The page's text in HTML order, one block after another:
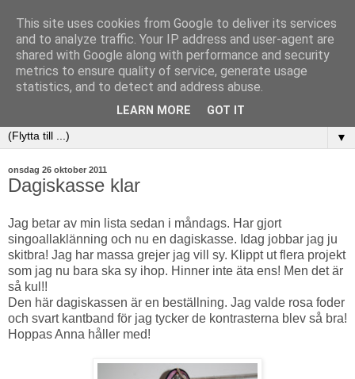
▼
onsdag 26 oktober 2011
Dagiskasse klar
Jag betar av min lista sedan i måndags. Har gjort
singoallaklänning och nu en dagiskasse. Idag jobbar jag ju
skitbra! Jag har massa grejer jag vill sy. Klippt ut flera projekt
som jag nu bara ska sy ihop. Hinner inte äta ens! Men det är
så kul!!
Den här dagiskassen är en beställning. Jag valde rosa foder
och svart kantband för jag tycker de kontrasterna blev så bra!
Hoppas Anna håller med!
This site uses cookies from Google to deliver its services
and to analyze traffic. Your IP address and user-agent are
shared with Google along with performance and security
metrics to ensure quality of service, generate usage
statistics, and to detect and address abuse.
LEARN MORE GOT IT